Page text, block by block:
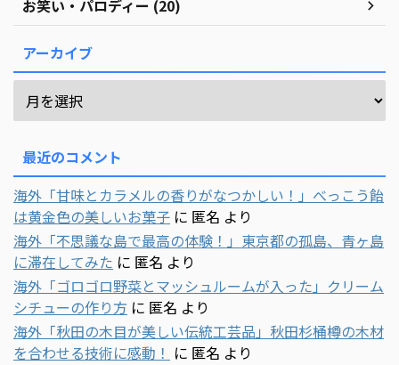
お笑い・パロディー (20)
アーカイブ
最近のコメント
海外「甘味とカラメルの香りがなつかしい！」べっこう飴
は黄金色の美しいお菓子 に 匿名 より
海外「不思議な島で最高の体験！」東京都の孤島、青ヶ島
に滞在してみた に 匿名 より
海外「ゴロゴロ野菜とマッシュルームが入った」クリーム
シチューの作り方 に 匿名 より
海外「秋田の木目が美しい伝統工芸品」秋田杉桶樽の木材
を合わせる技術に感動！ に 匿名 より